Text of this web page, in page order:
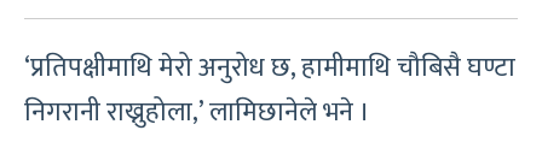
‘प्रतिपक्षीमाथि मेरो अनुरोध छ, हामीमाथि चौबिसै घण्टा
निगरानी राख्नुहोला,’ लामिछानेले भने ।